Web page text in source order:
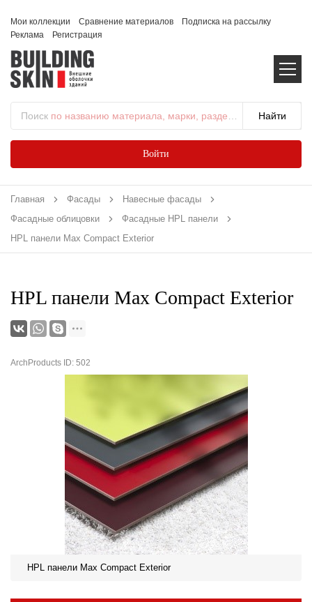
Мои коллекции Сравнение материалов
Подписка на рассылку
Реклама
Регистрация
Поиск по названию материала, марки, раздела...
Войти
Главная Фасады
Навесные фасады
Фасадные облицовки
Фасадные HPL панели
HPL панели Max Compact Exterior
HPL панели Max Compact Exterior
ArchProducts ID: 502
HPL панели Max Compact Exterior